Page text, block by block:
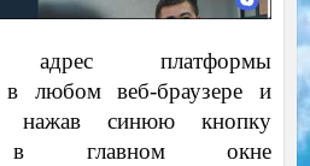
платформы
любом веб-браузере и
нажав синюю кнопку
в главном окне